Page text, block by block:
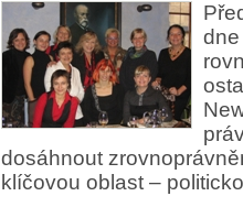
dosáhnout
klíčovou oblast –